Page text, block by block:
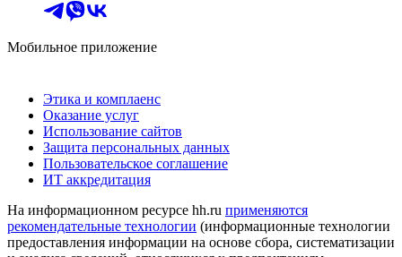
Мобильное приложение
Этика и комплаенс
Оказание услуг
Использование сайтов
Защита персональных данных
Пользовательское соглашение
ИТ аккредитация
На информационном ресурсе hh.ru применяются
рекомендательные технологии (информационные технологии
предоставления информации на основе сбора, систематизации